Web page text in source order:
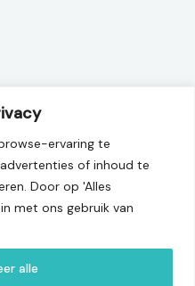
ervaring te
of inhoud te
Door op 'Alles
met ons gebruik van
alle